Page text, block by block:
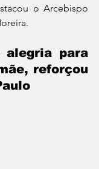
o Arcebispo
alegria para
reforçou